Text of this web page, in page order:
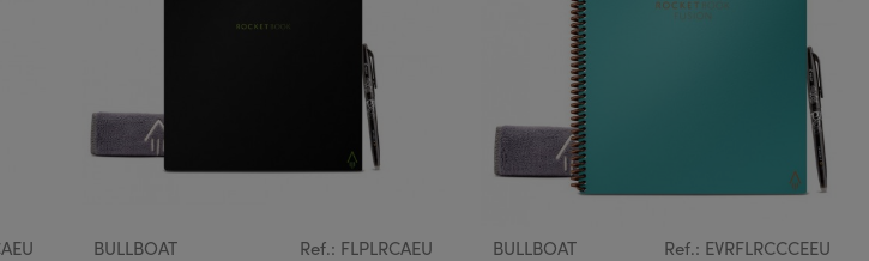
BULLBOAT Ref.: FLPLRCAEU BULLBOAT Ref.: EVRFLRCCCEEU